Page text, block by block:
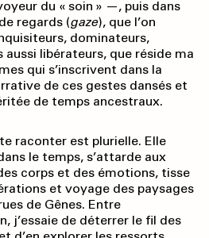
du « soin » —, puis dans
regards (gaze), que l’on
dominateurs,
libérateurs, que réside ma
qui s’inscrivent dans la
de ces gestes dansés et
de temps ancestraux.
raconter est plurielle. Elle
le temps, s’attarde aux
corps et des émotions, tisse
et voyage des paysages
de Gênes. Entre
j’essaie de déterrer le fil des